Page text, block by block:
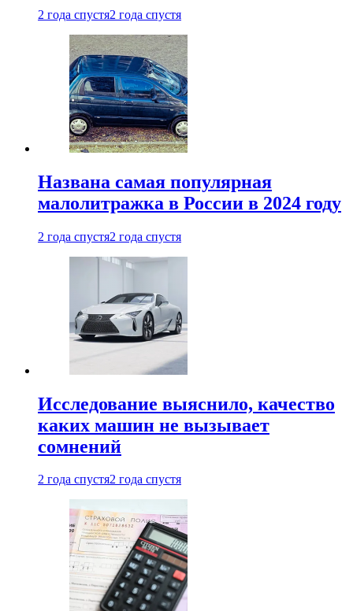
2 года спустя2 года спустя
Названа самая популярная
малолитражка в России в 2024 году
2 года спустя2 года спустя
Исследование выяснило, качество
каких машин не вызывает
сомнений
2 года спустя2 года спустя